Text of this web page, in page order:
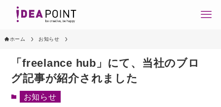
ホーム お知らせ
「freelance hub」にて、当社のブロ
グ記事が紹介されました
お知らせ